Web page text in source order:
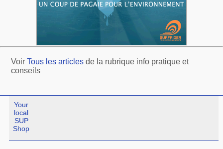
VoirTous les articles de la rubrique info pratique et
conseils
Your
local
SUP
Shop